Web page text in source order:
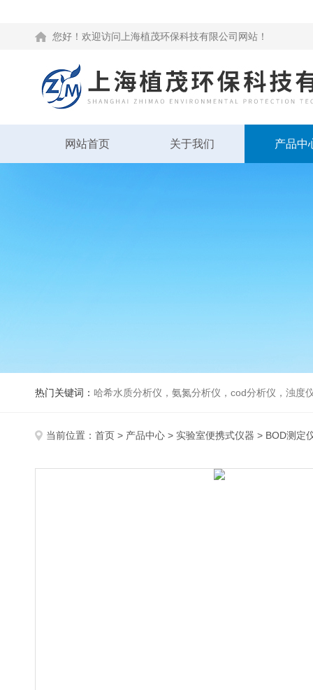
您好！欢迎访问上海植茂环保科技有限公司网站！
网站首页 关于我们 产品中
热门关键词： 哈希水质分析仪，氨氮分析仪，cod分析仪，浊度
当前位置： 首页 > 产品中心 > 实验室便携式仪器 > BOD测定